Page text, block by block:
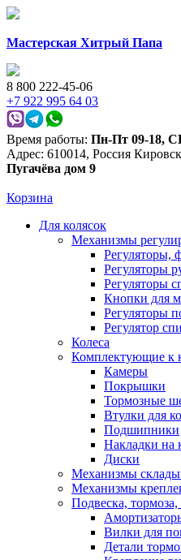
Мастерская Хитрый Папа
8 800 222-45-06
+7 922 995 64 03
Время работы: Пн-Пт 09-18,
Адрес: 610014, Россия
Пугачёва дом 9
Корзина
Для колясок
Механизмы
Регуляторы,
Регуляторы
Регуляторы
Кнопки для
Регуляторы
Регулятор
Колеса
Комплектующие к
Камеры
Покрышки
Тормозные
Втулки для
Подшипники
Накладки на
Диски
Механизмы
Механизмы
Подвеска,
Вилки для
Детали